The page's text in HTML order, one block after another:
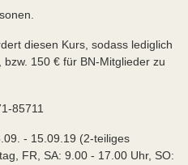
diesen Kurs, sodass lediglich
150 € für BN-Mitglieder zu
85711
- 15.09.19 (2-teiliges
FR, SA: 9.00 - 17.00 Uhr, SO: